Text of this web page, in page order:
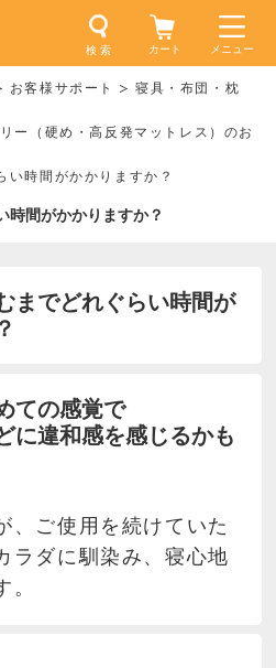
メニュー
検 索 カート
お客様サポート
寝具・布団・枕
ー（硬め・高反発マットレス）のお
い時間がかかりますか？
時間がかかりますか？
までどれぐらい時間が
ての感覚で
に違和感を感じるかも
、ご使用を続けていた
ラダに馴染み、寝心地
。